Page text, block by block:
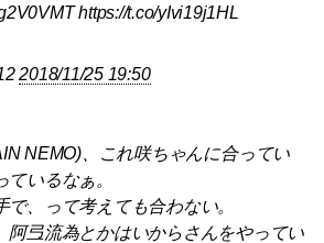
https://t.co/yIvi19j1HL
2018/11/25 19:50
NEMO)、これ咲ちゃんに合ってい
ているなぁ。
で、って考えても合わない。
阿弖流為とかはいからさんをやってい